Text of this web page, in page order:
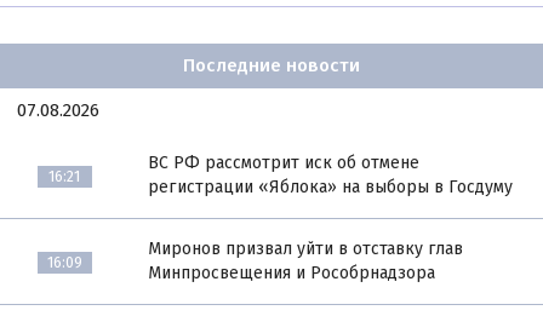
Последние новости
07.08.2026
16:21
ВС РФ рассмотрит иск об отмене
регистрации «Яблока» на выборы в Госдуму
16:09
Миронов призвал уйти в отставку глав
Минпросвещения и Рособрнадзора